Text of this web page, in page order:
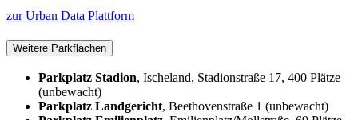
zur Urban Data Plattform
Weitere Parkflächen
Parkplatz Stadion, Ischeland, Stadionstraße 17, 400 Plätze
(unbewacht)
Parkplatz Landgericht, Beethovenstraße 1 (unbewacht)